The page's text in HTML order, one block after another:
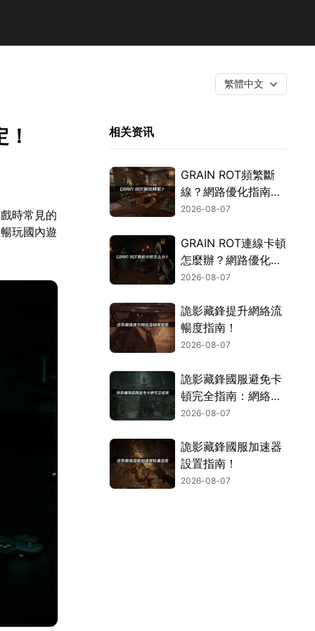
繁體中文
時常見的
玩國內遊
相关资讯
GRAIN ROT頻繁斷
線？網路優化指南一
次搞定！
2026-08-07
GRAIN ROT連線卡頓
怎麼辦？網路優化這
樣解決！
2026-08-07
詭影藏鋒提升網絡流
暢度指南！
2026-08-07
詭影藏鋒國服避免卡
頓完全指南：網絡優
化與解決技巧！
2026-08-07
詭影藏鋒國服加速器
設置指南！
2026-08-07